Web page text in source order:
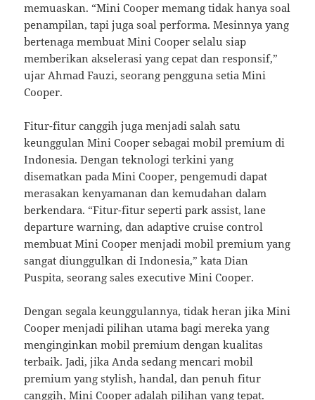
memuaskan. “Mini Cooper memang tidak hanya soal
penampilan, tapi juga soal performa. Mesinnya yang
bertenaga membuat Mini Cooper selalu siap
memberikan akselerasi yang cepat dan responsif,”
ujar Ahmad Fauzi, seorang pengguna setia Mini
Cooper.
Fitur-fitur canggih juga menjadi salah satu
keunggulan Mini Cooper sebagai mobil premium di
Indonesia. Dengan teknologi terkini yang
disematkan pada Mini Cooper, pengemudi dapat
merasakan kenyamanan dan kemudahan dalam
berkendara. “Fitur-fitur seperti park assist, lane
departure warning, dan adaptive cruise control
membuat Mini Cooper menjadi mobil premium yang
sangat diunggulkan di Indonesia,” kata Dian
Puspita, seorang sales executive Mini Cooper.
Dengan segala keunggulannya, tidak heran jika Mini
Cooper menjadi pilihan utama bagi mereka yang
menginginkan mobil premium dengan kualitas
terbaik. Jadi, jika Anda sedang mencari mobil
premium yang stylish, handal, dan penuh fitur
canggih, Mini Cooper adalah pilihan yang tepat.